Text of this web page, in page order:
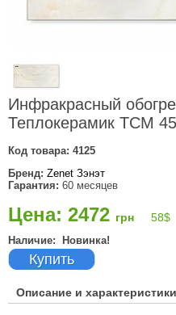
Инфракрасный
Теплокерамик ТСМ
Код товара: 4125
Бренд: Zenet Зэнэт
Гарантия: 60 месяцев
Цена: 2472 грн 58$
Наличие: Новинка!
Купить
Описание и характеристики